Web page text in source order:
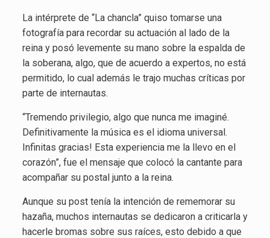
La intérprete de “La chancla” quiso tomarse una
fotografía para recordar su actuación al lado de la
reina y posó levemente su mano sobre la espalda de
la soberana, algo, que de acuerdo a expertos, no está
permitido, lo cual además le trajo muchas críticas por
parte de internautas.
“Tremendo privilegio, algo que nunca me imaginé.
Definitivamente la música es el idioma universal.
Infinitas gracias! Esta experiencia me la llevo en el
corazón”, fue el mensaje que colocó la cantante para
acompañar su postal junto a la reina.
Aunque su post tenía la intención de rememorar su
hazaña, muchos internautas se dedicaron a criticarla y
hacerle bromas sobre sus raíces, esto debido a que